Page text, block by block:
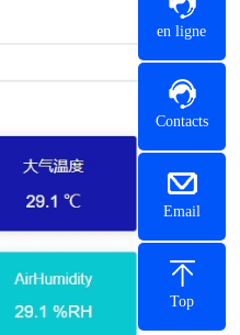
en ligne
Contacts
Email
Top